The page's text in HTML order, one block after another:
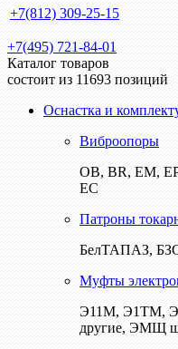
+7(812) 309-25-15
+7(495) 721-84-01
Каталог товаров
состоит из 11693 позиций
Оснастка и
Виброопоры
ОВ, BR, EM,
EC
Патроны
БелТАПАЗ,
Муфты
Э11М, Э1ТМ,
другие, ЭМЩ